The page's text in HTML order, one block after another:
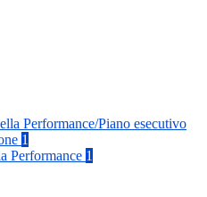
Performance/Piano esecutivo
1
Performance 1